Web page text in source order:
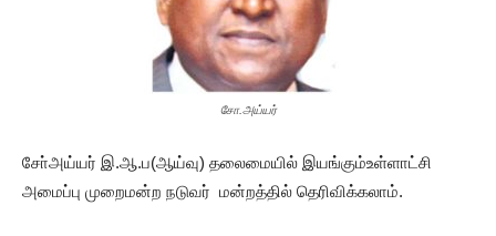
சோ.அய்யர்
சோ்அய்யர் இ.ஆ.ப(ஆய்வு) தலைமையில் இயங்கும்உள்ளாட்சி
அமைப்பு முறைமன்ற நடுவர் மன்றத்தில் தெரிவிக்கலாம்.